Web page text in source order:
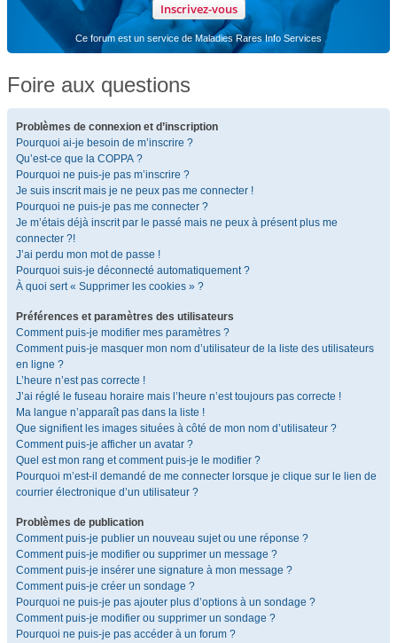
Inscrivez-vous
Ce forum est un service de Maladies Rares Info Services
Foire aux questions
Problèmes de connexion et d’inscription
Pourquoi ai-je besoin de m’inscrire ?
Qu’est-ce que la COPPA ?
Pourquoi ne puis-je pas m’inscrire ?
Je suis inscrit mais je ne peux pas me connecter !
Pourquoi ne puis-je pas me connecter ?
Je m’étais déjà inscrit par le passé mais ne peux à présent plus me
connecter ?!
J’ai perdu mon mot de passe !
Pourquoi suis-je déconnecté automatiquement ?
À quoi sert « Supprimer les cookies » ?
Préférences et paramètres des utilisateurs
Comment puis-je modifier mes paramètres ?
Comment puis-je masquer mon nom d’utilisateur de la liste des utilisateurs
en ligne ?
L’heure n’est pas correcte !
J’ai réglé le fuseau horaire mais l’heure n’est toujours pas correcte !
Ma langue n’apparaît pas dans la liste !
Que signifient les images situées à côté de mon nom d’utilisateur ?
Comment puis-je afficher un avatar ?
Quel est mon rang et comment puis-je le modifier ?
Pourquoi m’est-il demandé de me connecter lorsque je clique sur le lien de
courrier électronique d’un utilisateur ?
Problèmes de publication
Comment puis-je publier un nouveau sujet ou une réponse ?
Comment puis-je modifier ou supprimer un message ?
Comment puis-je insérer une signature à mon message ?
Comment puis-je créer un sondage ?
Pourquoi ne puis-je pas ajouter plus d’options à un sondage ?
Comment puis-je modifier ou supprimer un sondage ?
Pourquoi ne puis-je pas accéder à un forum ?